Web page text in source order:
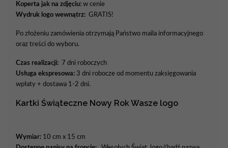
Koperta jak na zdjęciu: w cenie
Wydruk logo wewnątrz: GRATIS!
Po złożeniu zamówienia otrzymają Państwo maila informacyjnego
oraz treści do wyboru.
Czas realizacji: 7 dni roboczych
Usługa ekspresowa: 3 dni robocze od momentu zaksięgowania
wpłaty + dostawa 1-2 dni.
Kartki Świąteczne Nowy Rok Wasze logo
Wymiar: 10 cm x 15 cm